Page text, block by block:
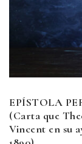
EPÍSTOLA
(Carta que
Vincent en su